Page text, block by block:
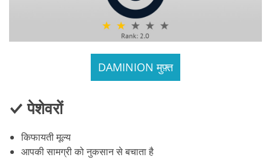
DAMINION मुफ़्त
पेशेवरों
किफायती मूल्य
आपकी सामग्री को नुकसान से बचाता है